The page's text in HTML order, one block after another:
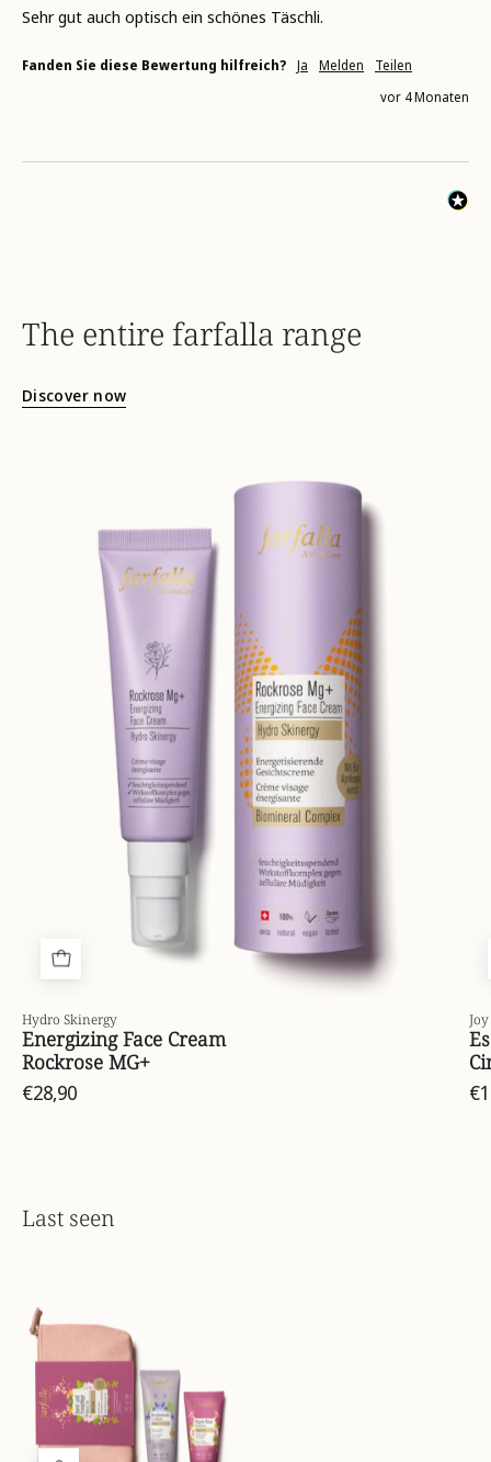
Sehr gut auch optisch ein schönes Täschli.
Fanden Sie diese Bewertung hilfreich? Ja Melden
Teilen
vor 4 Monaten
The entire farfalla range
Discover now
skinergy-
face-
mg-
kombi-
7612534040396_01.webp
Hydro Skinergy
Energizing Face Cream
Rockrose MG+
€28,90
Last seen
set-
hand-
und-
fusspflege-
kombi-